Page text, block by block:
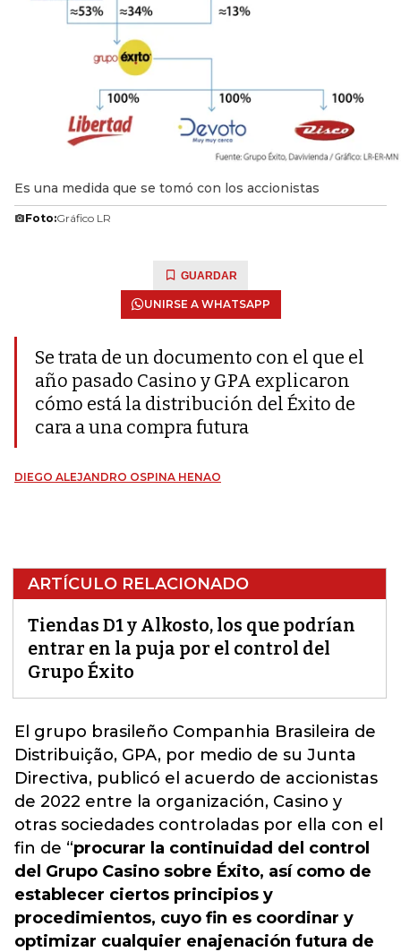
Es una medida que se tomó con los accionistas
Foto:Gráfico LR
GUARDAR
UNIRSE A WHATSAPP
Se trata de un documento con el que el
año pasado Casino y GPA explicaron
cómo está la distribución del Éxito de
cara a una compra futura
DIEGO ALEJANDRO OSPINA HENAO
ARTÍCULO RELACIONADO
Tiendas D1 y Alkosto, los que podrían
entrar en la puja por el control del
Grupo Éxito
El grupo brasileño Companhia Brasileira de
Distribuição, GPA, por medio de su Junta
Directiva, publicó el acuerdo de accionistas
de 2022 entre la organización, Casino y
otras sociedades controladas por ella con el
fin de “procurar la continuidad del control
del Grupo Casino sobre Éxito, así como de
establecer ciertos principios y
procedimientos, cuyo fin es coordinar y
optimizar cualquier enajenación futura de